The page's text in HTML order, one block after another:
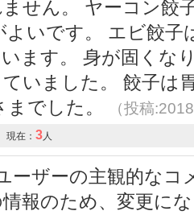
せん。 ヤーコン餃
よいです。 エビ餃子
ます。 身が固くな
いました。 餃子は
までした。
（投稿
現在： 3人
ーザーの主観的なコ
報のため、変更に